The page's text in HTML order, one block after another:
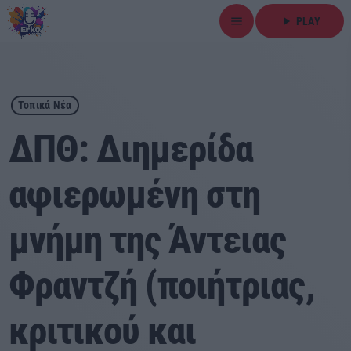
menu play_arrow PLAY
close
play_arrow ΕΡΚΟ
Αρχική
Εκπομπές
Ειδήσεις
Τοπικά Νέα
Αθλητικά
Τοπικά Νέα
ΔΠΘ: Διημερίδα
αφιερωμένη στη
μνήμη της Άντειας
Φραντζή (ποιήτριας,
κριτικού και